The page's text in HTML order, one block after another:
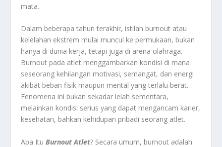
mata.
Dalam beberapa tahun terakhir, istilah burnout atau
kelelahan ekstrem mulai muncul ke permukaan, bukan
hanya di dunia kerja, tetapi juga di arena olahraga.
Burnout pada atlet menggambarkan kondisi di mana
seseorang kehilangan motivasi, semangat, dan energi
akibat beban fisik maupun mental yang terlalu berat.
Fenomena ini bukan sekadar lelah sementara,
melainkan kondisi serius yang dapat mengancam karier,
kesehatan, bahkan kehidupan pribadi seorang atlet.
Apa ItuBurnout Atlet? Secara umum, burnout adalah